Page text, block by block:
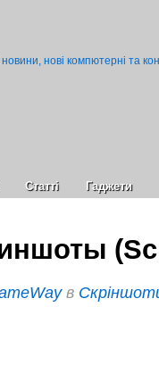
Статті Гаджети
в